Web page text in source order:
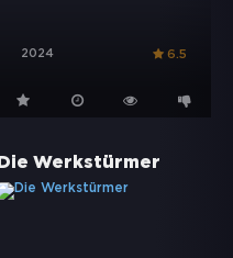
2024 6.5
Die Werkstürmer